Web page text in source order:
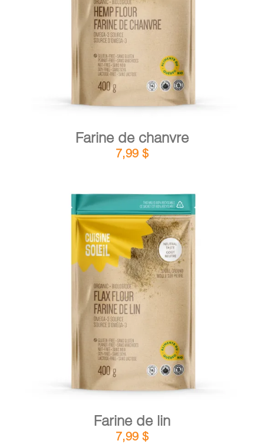
AJOUTER AU PANIER
Farine de chanvre
7,99 $
AJOUTER AU PANIER /
Farine de lin
7,99 $